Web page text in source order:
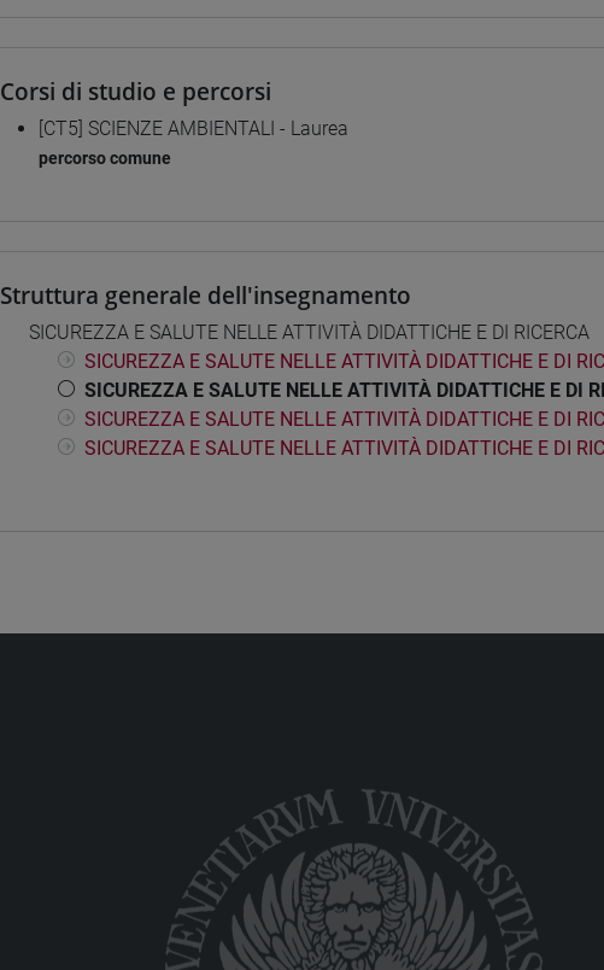
Corsi di studio e percorsi
[CT5] SCIENZE AMBIENTALI - Laurea
percorso comune
Struttura generale dell'insegnamento
SICUREZZA E SALUTE NELLE ATTIVITÀ DIDATTICHE E DI RICERCA
SICUREZZA E SALUTE NELLE ATTIVITÀ DIDATTICHE E DI
SICUREZZA E SALUTE NELLE ATTIVITÀ DIDATTICHE E DI
SICUREZZA E SALUTE NELLE ATTIVITÀ DIDATTICHE E DI
SICUREZZA E SALUTE NELLE ATTIVITÀ DIDATTICHE E DI